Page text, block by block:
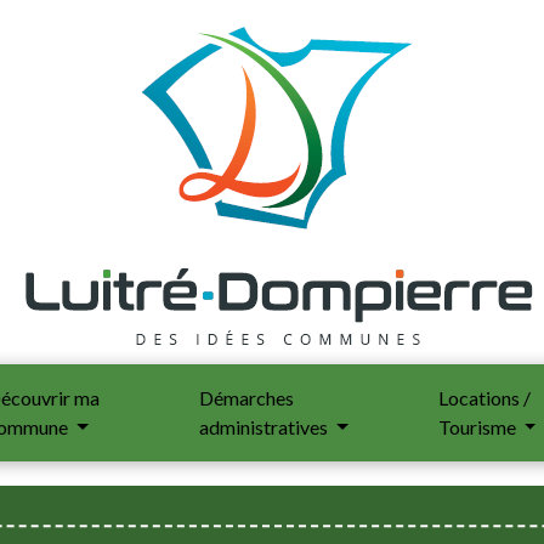
ma
Démarches
administratives
Locations /
Tourisme